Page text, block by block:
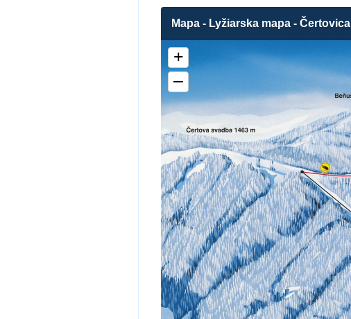
Mapa - Lyžiarska mapa - Čertovica
+
–